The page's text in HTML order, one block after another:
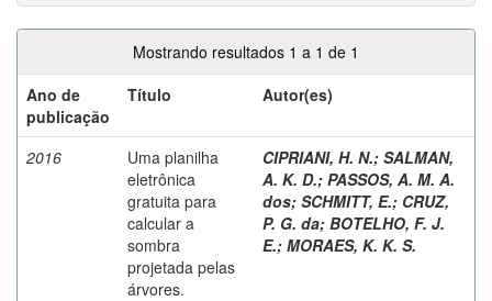
Mostrando resultados 1 a 1 de 1
Ano de
publicação
Título Autor(es)
2016
Uma planilha
eletrônica
gratuita para
calcular a
sombra
projetada pelas
árvores.
CIPRIANI, H. N.; SALMAN,
A. K. D.; PASSOS, A. M. A.
dos; SCHMITT, E.; CRUZ,
P. G. da; BOTELHO, F. J.
E.; MORAES, K. K. S.